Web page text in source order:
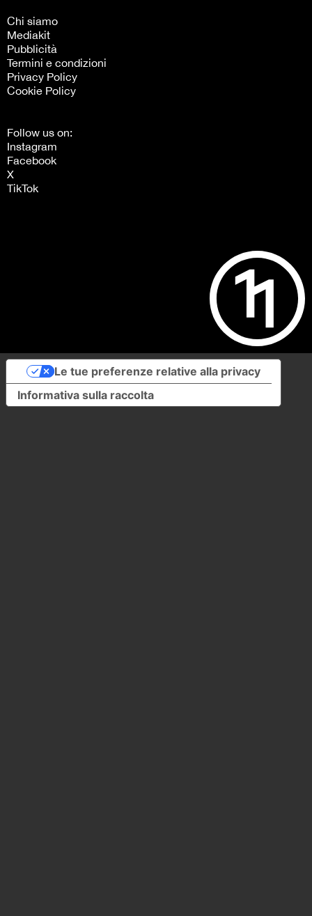
Chi siamo
Mediakit
Pubblicità
Termini e condizioni
Privacy Policy
Cookie Policy
Follow us on:
Instagram
Facebook
X
TikTok
Informativa sulla raccolta
Le tue preferenze relative alla privacy